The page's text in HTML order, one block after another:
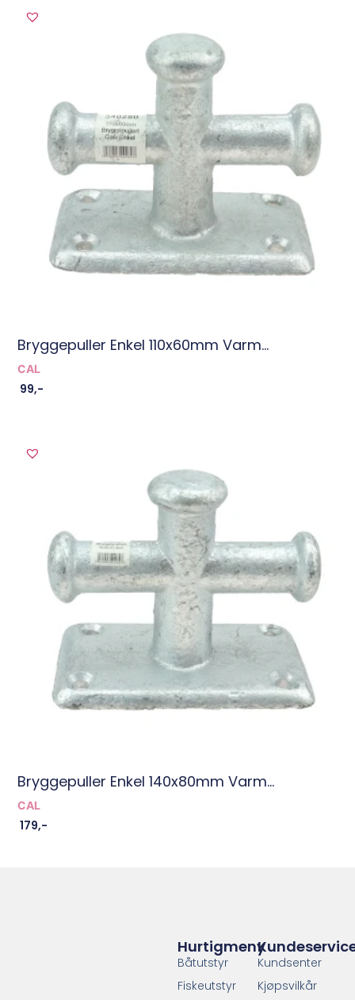
Bryggepuller Enkel 110x60mm Varm...
CAL
99,-
Bryggepuller Enkel 140x80mm Varm...
CAL
179,-
Kundsenter
Kjøpsvilkår
Hurtigmeny
Båtutstyr
Fiskeutstyr